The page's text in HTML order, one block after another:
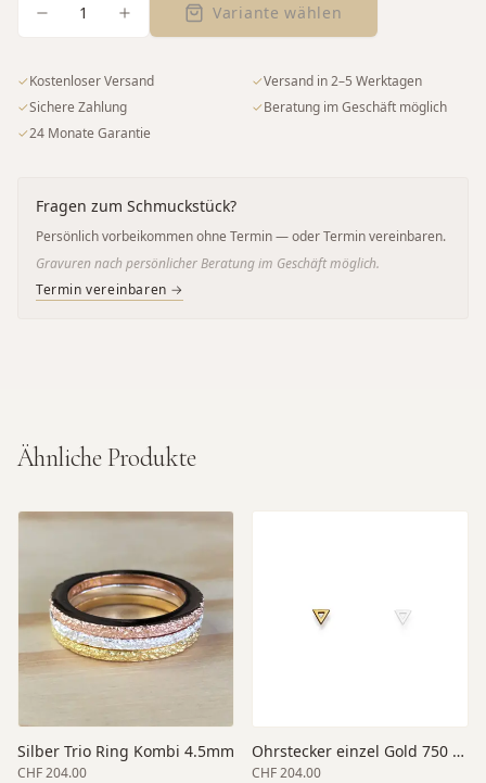
1 Variante wählen
✓Kostenloser Versand ✓Versand in 2–5 Werktagen
✓Sichere Zahlung ✓Beratung im Geschäft möglich
✓24 Monate Garantie
Fragen zum Schmuckstück?
Persönlich vorbeikommen ohne Termin — oder Termin vereinbaren.
Gravuren nach persönlicher Beratung im Geschäft möglich.
Termin vereinbaren →
Ähnliche Produkte
Silber Trio Ring Kombi 4.5mm
CHF 204.00
Ohrstecker einzel Gold 750 gelb
CHF 204.00